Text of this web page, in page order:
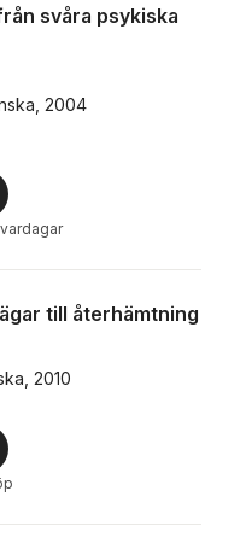
svåra psykiska
2004
Totalt antal röster:
till återhämtning
2010